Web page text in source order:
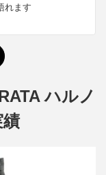
れます
ハルノ